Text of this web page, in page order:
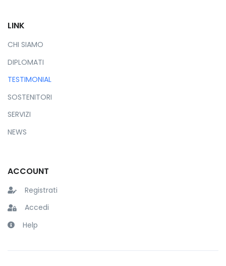
LINK
CHI SIAMO
DIPLOMATI
TESTIMONIAL
SOSTENITORI
SERVIZI
NEWS
ACCOUNT
Registrati
Accedi
Help